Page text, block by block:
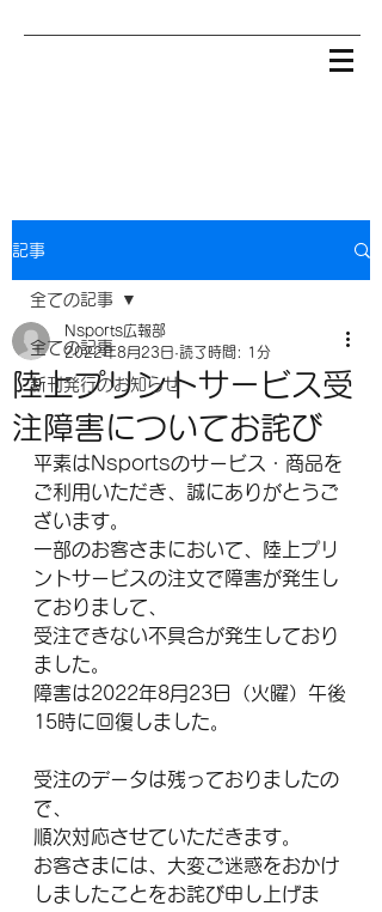
記事
全ての記事
新刊発行のお知らせ
全ての記事
陸上プリントサービス受
注障害についてお詫び
Nsports広報部
2022年8月23日 読了時間: 1分
平素はNsportsのサービス・商品を
ご利用いただき、誠にありがとうご
ざいます。
一部のお客さまにおいて、陸上プリ
ントサービスの注文で障害が発生し
ておりまして、
受注できない不具合が発生しており
ました。
障害は2022年8月23日（火曜）午後
15時に回復しました。
受注のデータは残っておりましたの
で、
順次対応させていただきます。
お客さまには、大変ご迷惑をおかけ
しましたことをお詫び申し上げま